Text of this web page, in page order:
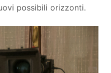
possibili orizzonti.